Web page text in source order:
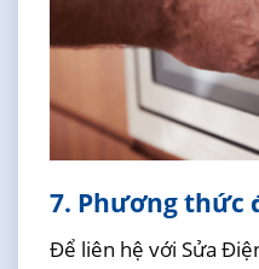
7. Phương thức
Để liên hệ với Sửa